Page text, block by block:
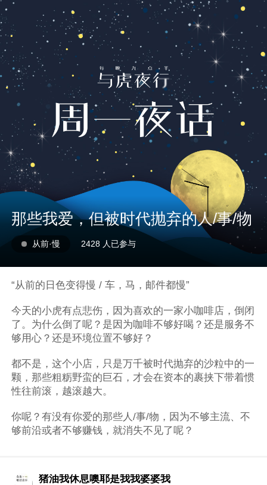
1X
那些我爱，但被时代抛弃的人/事/物
从前·慢 2428 人已参与
“从前的日色变得慢 / 车，马，邮件都慢”
今天的小虎有点悲伤，因为喜欢的一家小咖啡店，倒闭
了。为什么倒了呢？是因为咖啡不够好喝？还是服务不
够用心？还是环境位置不够好？
都不是，这个小店，只是万千被时代抛弃的沙粒中的一
颗，那些粗粝野蛮的巨石，才会在资本的裹挟下带着惯
性往前滚，越滚越大。
你呢？有没有你爱的那些人/事/物，因为不够主流、不
够前沿或者不够赚钱，就消失不见了呢？
猪油我休息噢耶是我我婆婆我